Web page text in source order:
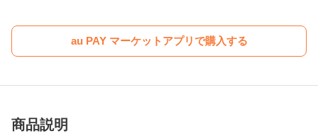
au PAY マーケットアプリで購入する
商品説明